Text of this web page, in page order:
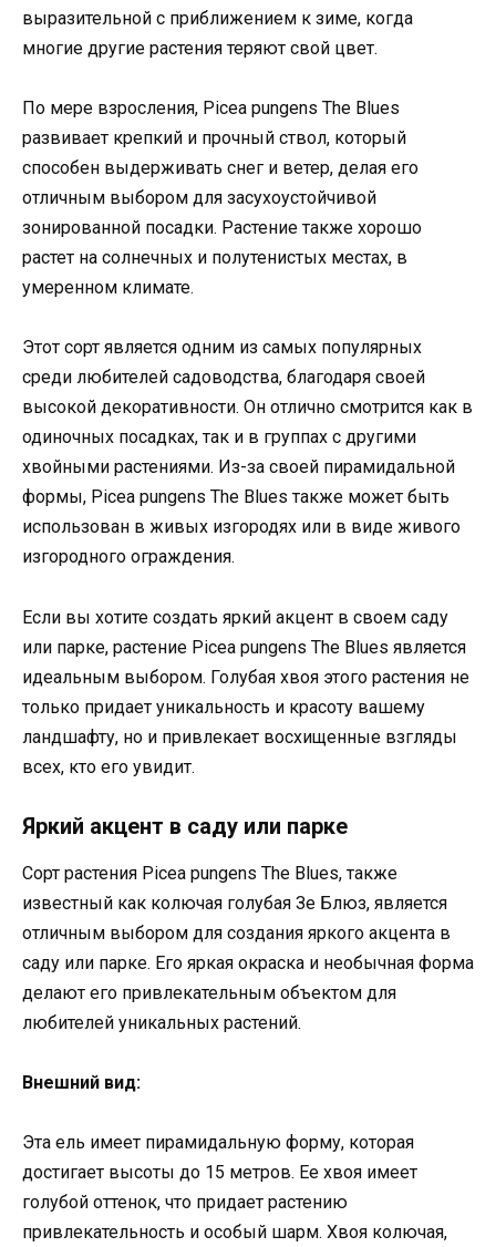
выразительной с приближением к зиме, когда
многие другие растения теряют свой цвет.
По мере взросления, Picea pungens The Blues
развивает крепкий и прочный ствол, который
способен выдерживать снег и ветер, делая его
отличным выбором для засухоустойчивой
зонированной посадки. Растение также хорошо
растет на солнечных и полутенистых местах, в
умеренном климате.
Этот сорт является одним из самых популярных
среди любителей садоводства, благодаря своей
высокой декоративности. Он отлично смотрится как в
одиночных посадках, так и в группах с другими
хвойными растениями. Из-за своей пирамидальной
формы, Picea pungens The Blues также может быть
использован в живых изгородях или в виде живого
изгородного ограждения.
Если вы хотите создать яркий акцент в своем саду
или парке, растение Picea pungens The Blues является
идеальным выбором. Голубая хвоя этого растения не
только придает уникальность и красоту вашему
ландшафту, но и привлекает восхищенные взгляды
всех, кто его увидит.
Яркий акцент в саду или парке
Сорт растения Picea pungens The Blues, также
известный как колючая голубая Зе Блюз, является
отличным выбором для создания яркого акцента в
саду или парке. Его яркая окраска и необычная форма
делают его привлекательным объектом для
любителей уникальных растений.
Внешний вид:
Эта ель имеет пирамидальную форму, которая
достигает высоты до 15 метров. Ее хвоя имеет
голубой оттенок, что придает растению
привлекательность и особый шарм. Хвоя колючая,